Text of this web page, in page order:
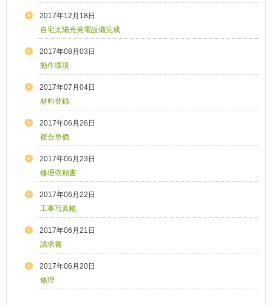
2017年12月18日
自宅太陽光発電設備完成
2017年08月03日
動作環境
2017年07月04日
材料登録
2017年06月26日
複合単価
2017年06月23日
修理依頼書
2017年06月22日
工事写真帳
2017年06月21日
請求書
2017年06月20日
修理